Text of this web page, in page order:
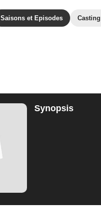
Saisons et Episodes Casting
Synopsis